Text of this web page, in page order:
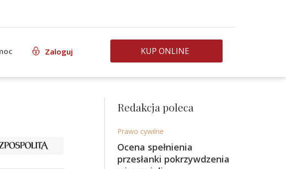
Zaloguj KUP ONLINE
Redakcja poleca
Prawo cywilne
Ocena spełnienia
przesłanki pokrzywdzenia